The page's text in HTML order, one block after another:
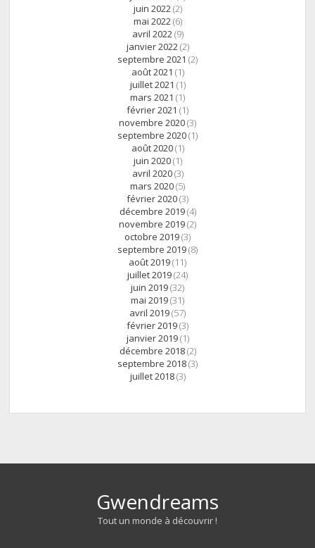
juin 2022(2)
mai 2022(6)
avril 2022(9)
janvier 2022(2)
septembre 2021 (2)
août 2021 (1)
juillet 2021 (1)
mars 2021 (1)
février 2021 (1)
novembre 2020(3)
septembre 2020(1)
août 2020(1)
juin 2020(1)
avril 2020(3)
mars 2020(5)
février 2020(3)
décembre 2019(4)
novembre 2019(2)
octobre 2019(3)
septembre 2019(8)
août 2019(11)
juillet 2019(24)
juin 2019(32)
mai 2019(31)
avril 2019(57)
février 2019(3)
janvier 2019(1)
décembre 2018(2)
septembre 2018(3)
juillet 2018(3)
Gwendreams
Tout un monde à découvrir !